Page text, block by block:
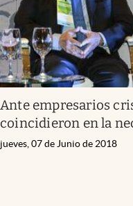
Ante empresarios
coincidieron en la
jueves, 07 de Junio de 2018